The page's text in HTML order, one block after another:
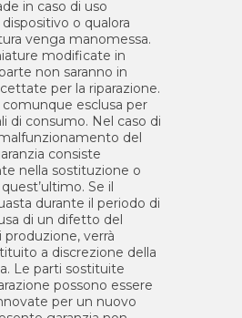
in caso di uso
o qualora
venga manomessa.
modificate in
non saranno in
per la riparazione.
comunque esclusa per
di consumo. Nel caso di
del
consiste
nella sostituzione o
Se il
durante il periodo di
di un difetto del
verrà
a discrezione della
Le parti sostituite
possono essere
per un nuovo